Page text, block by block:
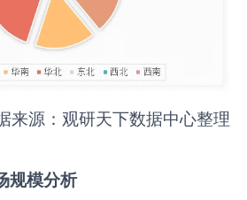
来源：观研天下数据中心整理
规模分析